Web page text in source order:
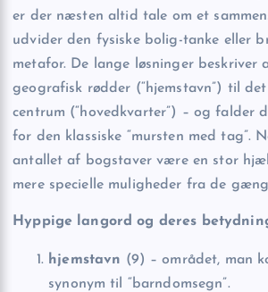
er der næsten altid tale om et
udvider den fysiske bolig-tanke eller
metafor. De lange løsninger beskriver
geografisk rødder (“hjemstavn”) til
centrum (“hovedkvarter”) – og falder
for den klassiske “mursten med tag”.
antallet af bogstaver være en stor
mere specielle muligheder fra de
Hyppige langord og deres
hjemstavn (9) – området, man
synonym til “barndomsegn”.